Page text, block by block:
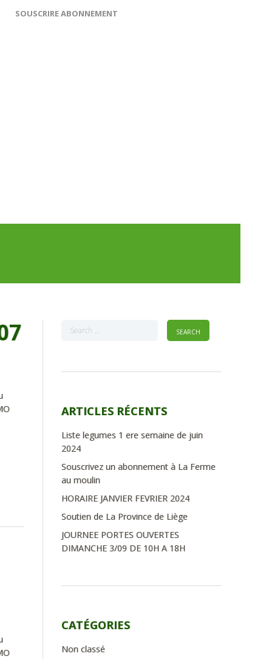
SOUSCRIRE ABONNEMENT
ARTICLES RÉCENTS
Liste legumes 1 ere semaine de juin
2024
Souscrivez un abonnement à La Ferme
au moulin
HORAIRE JANVIER FEVRIER 2024
Soutien de La Province de Liège
JOURNEE PORTES OUVERTES
DIMANCHE 3/09 DE 10H A 18H
CATÉGORIES
Non classé